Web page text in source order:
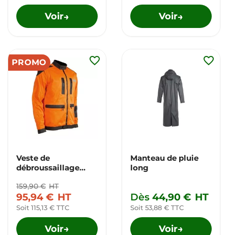
Voir→ Voir→
PROMO
Veste de
débroussaillage
159,90 € HT
95,94 € HT
Soit 115,13 € TTC
Voir→
favorite_border
Manteau de pluie
long
Dès 44,90 € HT
Soit 53,88 € TTC
Voir→
favorite_border